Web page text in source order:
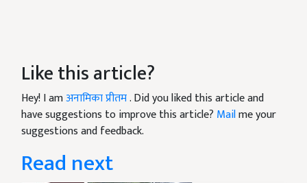
Like this article?
Hey! I amअनामिका प्रीतम. Did you liked this article and
have suggestions to improve this article? Mailme your
suggestions and feedback.
Read next